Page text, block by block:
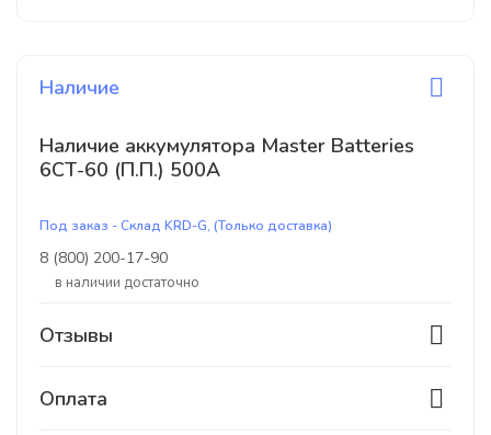
Наличие
Наличие аккумулятора Master Batteries
6СТ-60 (П.П.) 500А
Под заказ - Склад KRD-G, (Только доставка)
8 (800) 200-17-90
В наличии достаточно
Отзывы
Оплата